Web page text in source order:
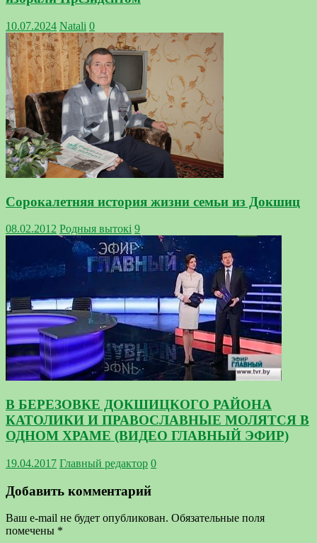
10.07.2024 Natali 0
Сорокалетняя история жизни семьи из Докшиц
08.02.2012 Родныя вытокi 9
В БЕРЕЗОВКЕ ДОКШИЦКОГО РАЙОНА
КАТОЛИКИ И ПРАВОСЛАВНЫЕ МОЛЯТСЯ В
ОДНОМ ХРАМЕ (ВИДЕО ГЛАВНЫЙ ЭФИР)
19.04.2017 Главный редактор 0
Добавить комментарий
Ваш e-mail не будет опубликован. Обязательные поля
помечены *